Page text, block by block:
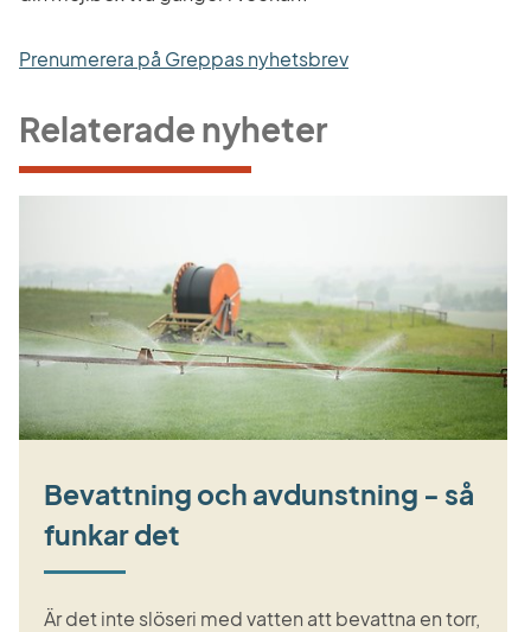
Prenumerera på Greppas nyhetsbrev
Relaterade nyheter
Bevattning och avdunstning - så
funkar det
Är det inte slöseri med vatten att bevattna en torr,